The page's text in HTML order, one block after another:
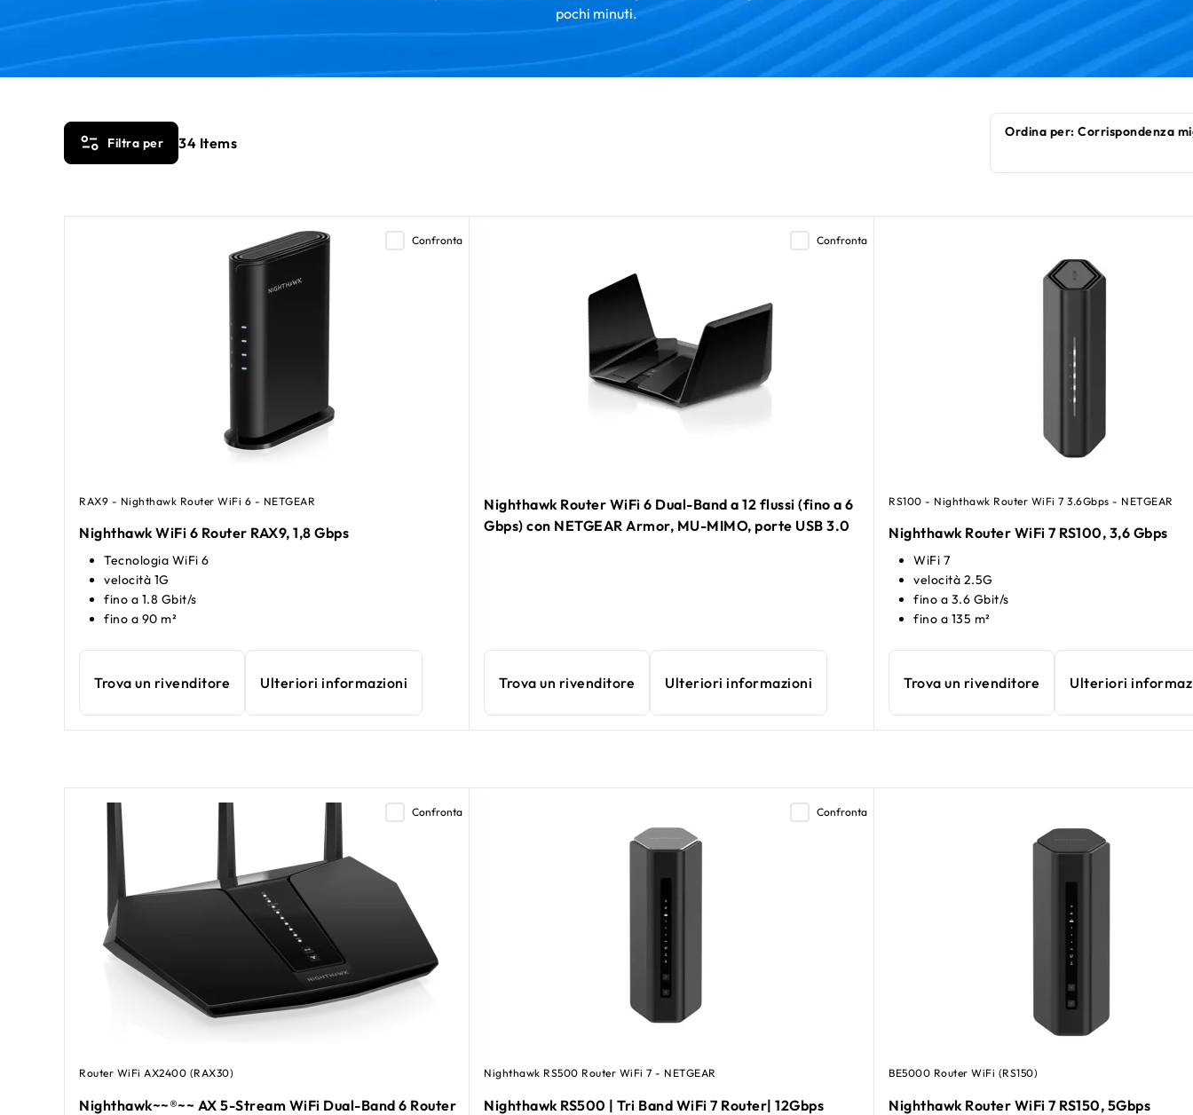
pochi minuti.
Filtra per 34 Items
Confronta
RAX9 - Nighthawk Router WiFi 6 - NETGEAR
Nighthawk WiFi 6 Router RAX9, 1,8 Gbps
Tecnologia WiFi 6
velocità 1G
fino a 1.8 Gbit/s
fino a 90 m²
Trova un rivenditore Ulteriori informazioni
Confronta
Nighthawk Router WiFi 6 Dual-Band a 12 flussi (fino a 6
Gbps) con NETGEAR Armor, MU-MIMO, porte USB 3.0
Trova un rivenditore Ulteriori informazioni
RS100 - Nighthawk Router WiFi 7 3.6Gbps - NETGEAR
Nighthawk Router WiFi 7 RS100, 3,6 Gbps
WiFi 7
velocità 2.5G
fino a 3.6 Gbit/s
fino a 135 m²
Trova un rivenditore Ulteriori
Confronta
Router WiFi AX2400 (RAX30)
Nighthawk~~®~~ AX 5-Stream WiFi Dual-Band 6 Router
Confronta
Nighthawk RS500 Router WiFi 7 - NETGEAR
Nighthawk RS500 | Tri Band WiFi 7 Router| 12Gbps
BE5000 Router WiFi (RS150)
Nighthawk Router WiFi 7 RS150, 5Gbps